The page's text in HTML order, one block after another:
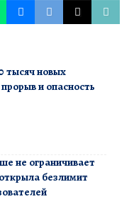
тысяч новых
и опасность
не ограничивает
безлимит